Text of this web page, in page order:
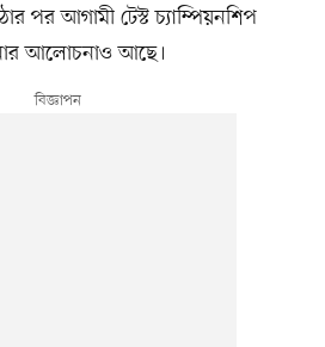
পর আগামী টেস্ট চ্যাম্পিয়নশিপ
আলোচনাও আছে।